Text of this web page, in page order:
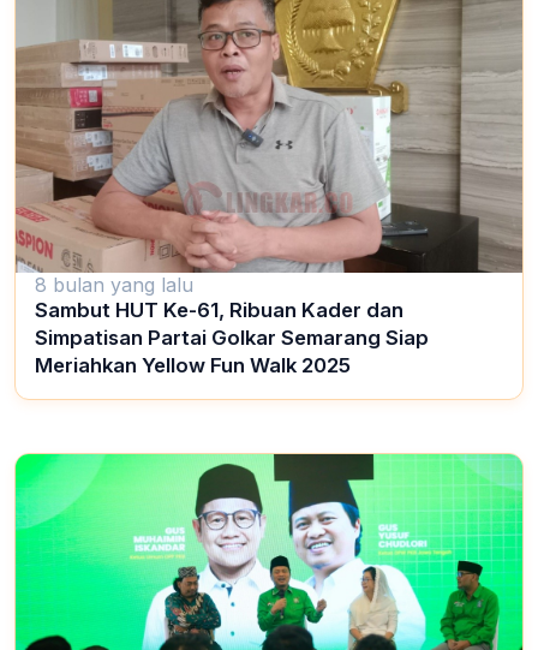
8 bulan yang lalu
Sambut HUT Ke-61, Ribuan Kader dan
Simpatisan Partai Golkar Semarang Siap
Meriahkan Yellow Fun Walk 2025